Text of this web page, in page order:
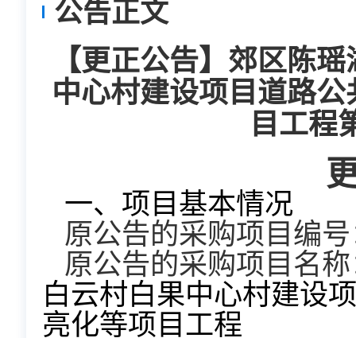
公告正文
【更正公告】郊区陈
中心村建设项目道路
目工程
一、项目基本情况
原公告的采购项目编号
原公告的采购项目名
白云村白果中心村建设
亮化等项目工程